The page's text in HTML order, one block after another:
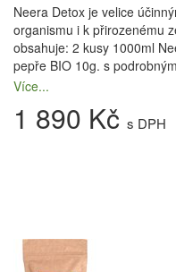
Neera Detox je velice
organismu i k přirozenému
obsahuje: 2 kusy 1000ml
pepře BIO 10g. s
Více...
1 890 Kč s DPH